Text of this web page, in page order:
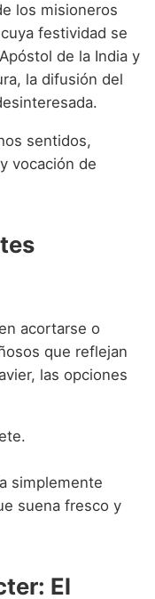
los misioneros
festividad se
de la India y
la difusión del
sentidos,
vocación de
acortarse o
que reflejan
las opciones
simplemente
suena fresco y
El